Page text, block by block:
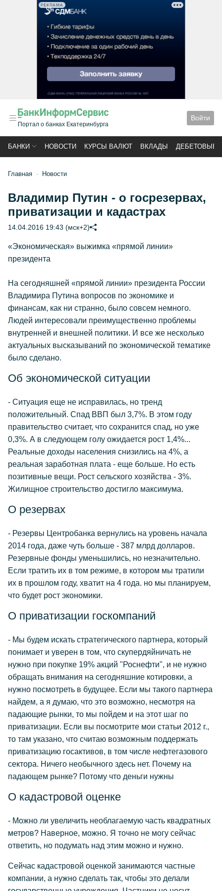
РЕКЛАМА
Портал о банках Екатеринбурга
Войти
БАНКИ НОВОСТИ КУРСЫ ВАЛЮТ ВКЛАДЫ ДЕБЕТОВЫЕ
Главная Новости
Владимир Путин - о госрезервах,
приватизации и кадастрах
14.04.2016 19:43 (мск+2)
«Экономическая» выжимка «прямой линии»
президента
На сегодняшней «прямой линии» президента России
Владимира Путина вопросов по экономике и
финансам, как ни странно, было совсем немного.
Людей интересовали преимущественно проблемы
внутренней и внешней политики. И все же несколько
актуальных высказываний по экономической тематике
было сделано.
Об экономической ситуации
- Ситуация еще не исправилась, но тренд
положительный. Спад ВВП был 3,7%. В этом году
правительство считает, что сохранится спад, но уже
0,3%. А в следующем голу ожидается рост 1,4%...
Реальные доходы населения снизились на 4%, а
реальная заработная плата - еще больше. Но есть
позитивные вещи. Рост сельского хозяйства - 3%.
Жилищное строительство достигло максимума.
О резервах
- Резервы Центробанка вернулись на уровень начала
2014 года, даже чуть больше - 387 млрд долларов.
Резервные фонды уменьшились, но незначительно.
Если тратить их в том режиме, в котором мы тратили
их в прошлом году, хватит на 4 года. но мы планируем,
что будет рост экономики.
О приватизации госкомпаний
- Мы будем искать стратегического партнера, который
понимает и уверен в том, что скупердяйничать не
нужно при покупке 19% акций "Роснефти", и не нужно
обращать внимания на сегодняшние котировки, а
нужно посмотреть в будущее. Если мы такого партнера
найдем, а я думаю, что это возможно, несмотря на
падающие рынки, то мы пойдем и на этот шаг по
приватизации. Если вы посмотрите мои статьи 2012 г.,
то там указано, что считаю возможным поддержать
приватизацию госактивов, в том числе нефтегазового
сектора. Ничего необычного здесь нет. Почему на
падающем рынке? Потому что деньги нужны
О кадастровой оценке
- Можно ли увеличить необлагаемую часть квадратных
метров? Наверное, можно. Я точно не могу сейчас
ответить, но подумать над этим можно и нужно.
Сейчас кадастровой оценкой занимаются частные
компании, а нужно сделать так, чтобы это делали